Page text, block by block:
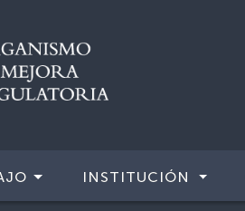
INSTITUCIÓN